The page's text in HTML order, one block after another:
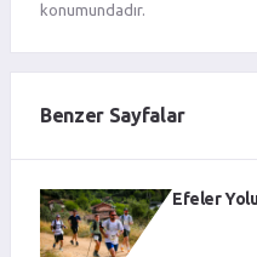
konumundadır.
Benzer Sayfalar
Efeler